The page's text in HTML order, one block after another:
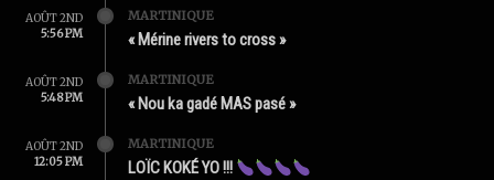
AOÛT 2ND
5:56 PM
MARTINIQUE
« Mérine rivers to cross »
AOÛT 2ND
5:48 PM
MARTINIQUE
« Nou ka gadé MAS pasé »
AOÛT 2ND
12:05 PM
MARTINIQUE
LOÏC KOKÉ YO !!!